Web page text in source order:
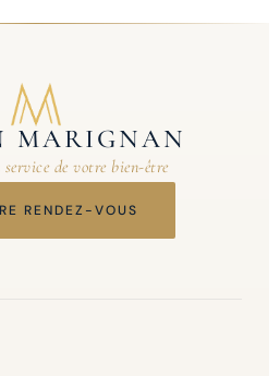
MARIGNAN
service de votre bien-être
RENDEZ-VOUS